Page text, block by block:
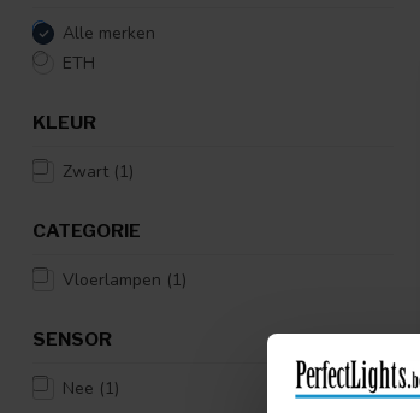
Alle merken
ETH
KLEUR
Zwart (1)
CATEGORIE
Vloerlampen (1)
SENSOR
Nee (1)